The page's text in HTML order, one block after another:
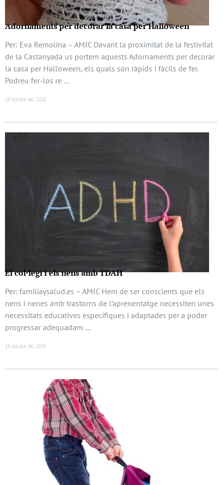
Adornaments per decorar la casa per Halloween
Per: Eva Remolina – AMIC Davant la proximitat de la festivitat
de la Castanyada us portem aquests Adornaments per decorar
la casa per Halloween, els quals són ràpids i fàcils de fer.
Podreu fer-los re …
19 octubre del 2020
El col·legi i els nens amb TDAH
Per: familiaysalud.es – AMIC Hem de ser conscients que els
nens i nenes amb trastorns de l’aprenentatge necessiten unes
necessitats educatives específiques i adaptades per a poder
progressar adequadam …
14 octubre del 2020